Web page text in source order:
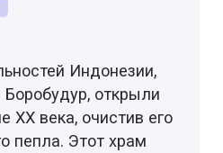
Индонезии,
открыли
XX века, очистив его
пепла. Этот храм